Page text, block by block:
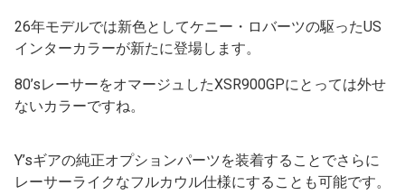
26年モデルでは新色としてケニー・ロバーツの駆ったUS
インターカラーが新たに登場します。
80’sレーサーをオマージュしたXSR900GPにとっては外せ
ないカラーですね。
Y’sギアの純正オプションパーツを装着することでさらに
レーサーライクなフルカウル仕様にすることも可能です。